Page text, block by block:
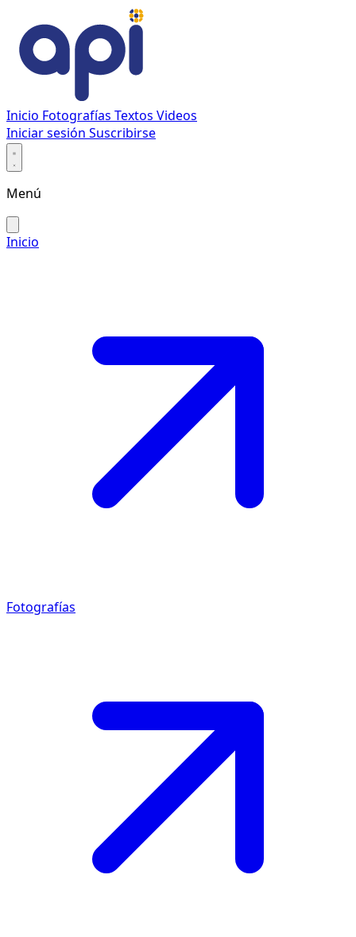
Inicio Fotografías Textos Videos
Iniciar sesión Suscribirse
Menú
Inicio
Fotografías